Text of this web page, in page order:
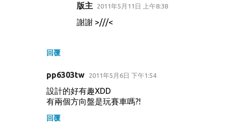
回覆
版主 2011年5月11日 上午8:38
謝謝 >///<
pp6303tw 2011年5月6日 下午1:54
設計的好有趣XDD
有兩個方向盤是玩賽車嗎?!
回覆